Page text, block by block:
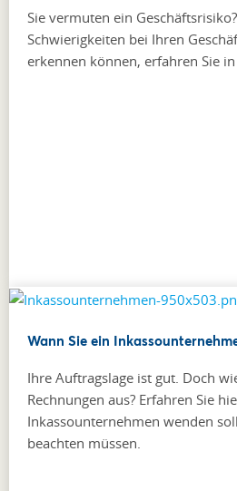
Sie vermuten ein
Schwierigkeiten bei Ihren
erkennen können, erfahren Sie
Wann Sie ein
Ihre Auftragslage ist gut. Doch
Rechnungen aus? Erfahren Sie
Inkassounternehmen wenden
beachten müssen.